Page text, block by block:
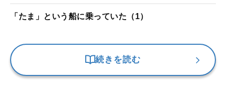
「たま」という船に乗っていた（1）
続きを読む